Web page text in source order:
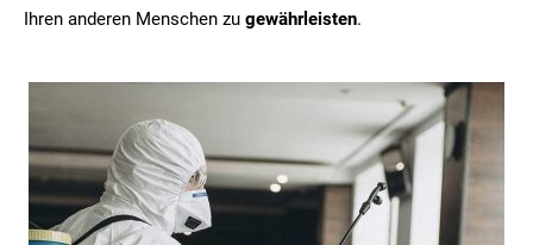
Ihren anderen Menschen zu gewährleisten.